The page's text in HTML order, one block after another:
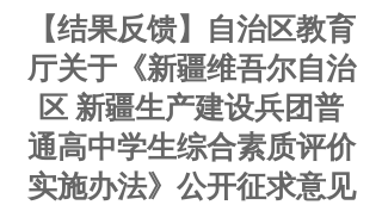
【结果反馈】自治区教育
厅关于《新疆维吾尔自治
区 新疆生产建设兵团普
通高中学生综合素质评价
实施办法》公开征求意见